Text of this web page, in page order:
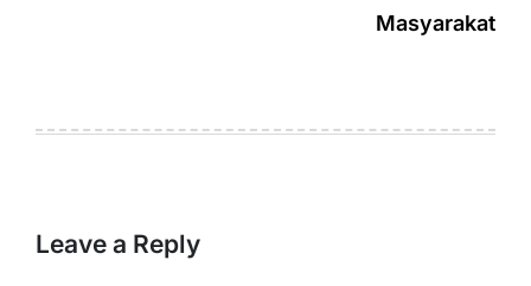
Masyarakat
Leave a Reply